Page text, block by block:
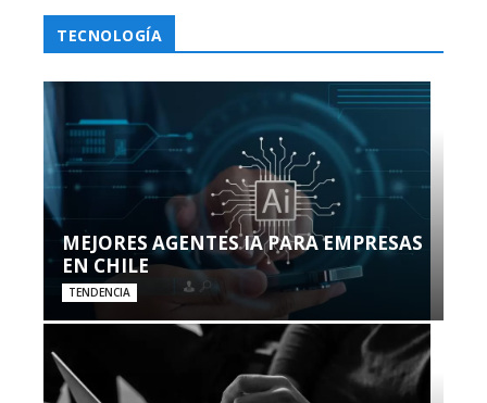
TECNOLOGÍA
MEJORES AGENTES IA PARA EMPRESAS
EN CHILE
TENDENCIA